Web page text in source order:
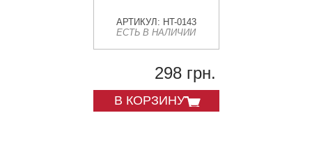
АРТИКУЛ: HT-0143
ЕСТЬ В НАЛИЧИИ
298 грн.
В КОРЗИНУ